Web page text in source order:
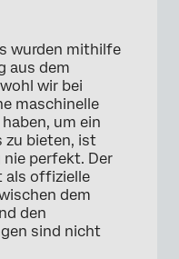
×
wurden mithilfe
aus dem
wir bei
maschinelle
um ein
zu bieten, ist
perfekt. Der
als offizielle
dem
den
sind nicht